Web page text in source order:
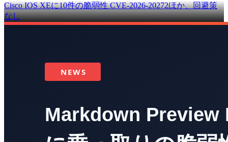
Cisco IOS XEに10件の脆弱性 CVE-2026-20272ほか、回避策
なし